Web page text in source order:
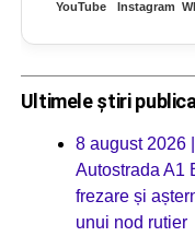
YouTube Instagram
Ultimele știri
8 august 2026
Autostrada A1
frezare și
unui nod rutier